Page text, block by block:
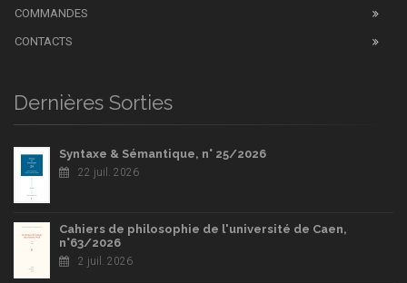
COMMANDES
CONTACTS
Dernières Sorties
Syntaxe & Sémantique, n° 25/2026
22 juil. 2026
Cahiers de philosophie de l'université de Caen,
n°63/2026
2 juil. 2026